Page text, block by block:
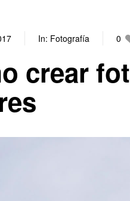
In: Fotografía 0
crear